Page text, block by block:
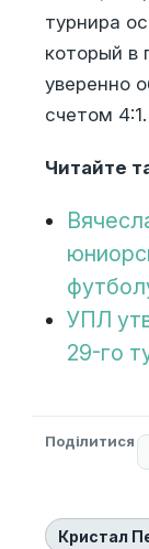
турнира
который в
уверенно
счетом 4:1.
Читайте
УПЛ
29-го
Поділитися
Кристал